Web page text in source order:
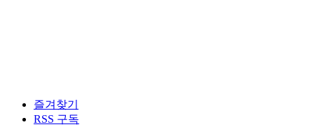
즐겨찾기
RSS 구독